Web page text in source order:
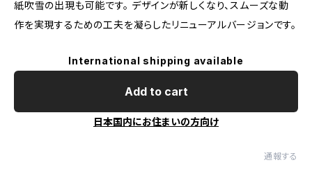
紙吹雪の出現も可能です。 デザインが新しくなり、スムーズな動
作を実現するための工夫を凝らしたリニューアルバージョンです。
International shipping available
Add to cart
日本国内にお住まいの方向け
通報する